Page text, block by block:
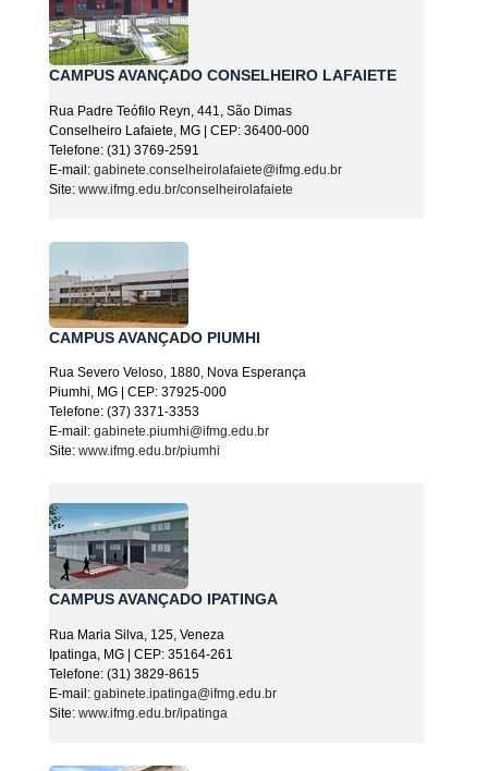
CAMPUS AVANÇADO CONSELHEIRO LAFAIETE
Rua Padre Teófilo Reyn, 441, São Dimas
Conselheiro Lafaiete, MG | CEP: 36400-000
Telefone: (31) 3769-2591
E-mail: gabinete.conselheirolafaiete@ifmg.edu.br
Site: www.ifmg.edu.br/conselheirolafaiete
CAMPUS AVANÇADO PIUMHI
Rua Severo Veloso, 1880, Nova Esperança
Piumhi, MG | CEP: 37925-000
Telefone: (37) 3371-3353
E-mail: gabinete.piumhi@ifmg.edu.br
Site: www.ifmg.edu.br/piumhi
CAMPUS AVANÇADO IPATINGA
Rua Maria Silva, 125, Veneza
Ipatinga, MG | CEP: 35164-261
Telefone: (31) 3829-8615
E-mail: gabinete.ipatinga@ifmg.edu.br
Site: www.ifmg.edu.br/ipatinga